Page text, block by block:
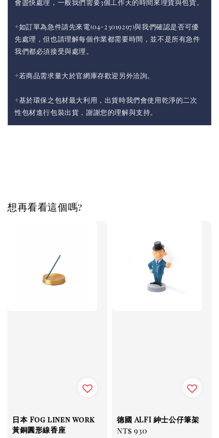
會盡快處理，一般我們需要3個工作天的時間來理貨與包貨。
+如訂單為急件請先來電(04-23019297)與我們確認是否可優
先處理，但也請理解每個作業都需要時間，並不是所有急件
我們都必須接受與處理。
+若商品需求量大於官網庫存歡迎另外洽詢。
+基於環保之包材最大利用，出貨時我們會使用乾淨的二次
性包材進行包裝出貨，謝謝您的理解與支持。
想再看看這個嗎?
日本 Fog linen work
黃銅圓形線香座
德國 ALFI 紳士公仔筆架
Regular
NT$ 930